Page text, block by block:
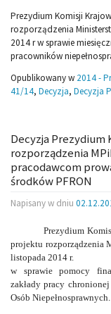
Prezydium Komisji
rozporządzenia
2014 r w sprawie
pracowników
Opublikowany w 2014 -
41/14, Decyzja, Decyzja
Decyzja Prezydium
rozporządzenia
pracodawcom
środków PFRON
Napisany w dniu
Prezydium
projektu rozporządzenia
listopada 2014 r.
w sprawie pomocy
zakłady pracy
Osób Niepełnosprawnych.